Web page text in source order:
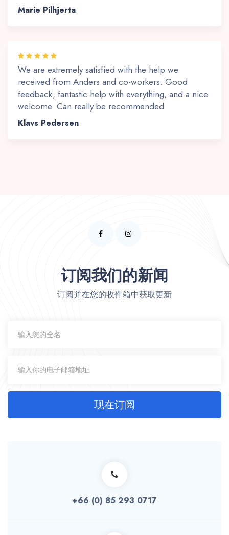
Marie Pilhjerta
We are extremely satisfied with the help we
received from Anders and co-workers. Good
feedback, fantastic help with everything, and a nice
welcome. Can really be recommended
Klavs Pedersen
订阅我们的新闻
订阅并在您的收件箱中获取更新
现在订阅
+66 (0) 85 293 0717